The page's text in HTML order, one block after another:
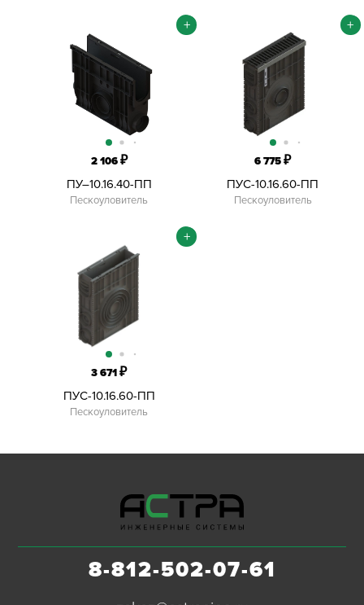
2 106₽
ПУ–10.16.40-ПП
Пескоуловитель
+
6 775₽
ПУС-10.16.60-ПП
Пескоуловитель
+
3 671₽
ПУС-10.16.60-ПП
Пескоуловитель
+
8-812-502-07-61